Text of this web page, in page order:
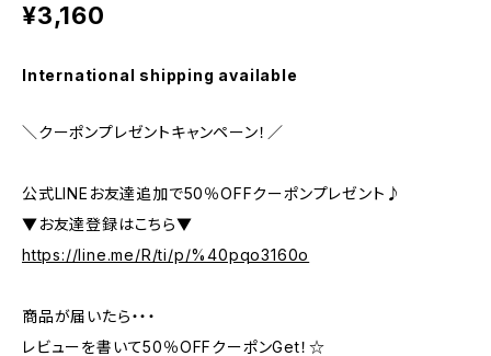
¥3,160
International shipping available
＼クーポンプレゼントキャンペーン！／
公式LINEお友達追加で50％OFFクーポンプレゼント♪
▼お友達登録はこちら▼
https://line.me/R/ti/p/%40pqo3160o
商品が届いたら・・・
レビューを書いて50％OFFクーポンGet！☆